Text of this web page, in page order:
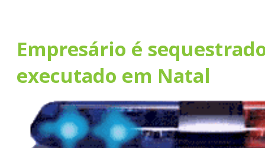
Empresário é
executado em Natal